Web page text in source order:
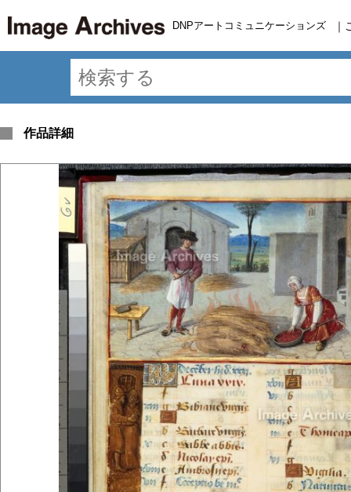
DNPアートコミュニケーションズ ｜
作品詳細